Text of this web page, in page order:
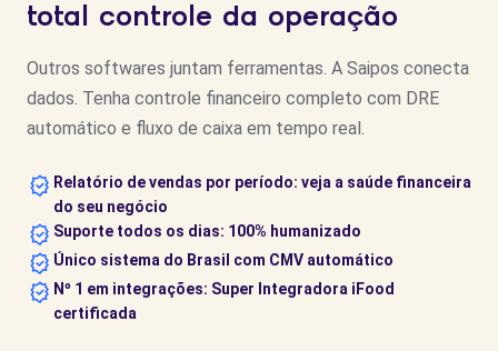
total controle da operação
Outros softwares juntam ferramentas. A Saipos conecta
dados. Tenha controle financeiro completo com DRE
automático e fluxo de caixa em tempo real.
Relatório de vendas por período: veja a saúde financeira
do seu negócio
Suporte todos os dias: 100% humanizado
Único sistema do Brasil com CMV automático
Nº 1 em integrações: Super Integradora iFood
certificada